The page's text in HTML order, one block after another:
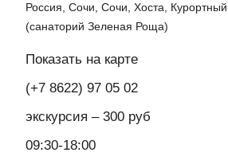
Россия, Сочи, Сочи, Хоста,
(санаторий Зеленая Роща)
Показать на карте
(+7 8622) 97 05 02
экскурсия – 300 руб
09:30-18:00